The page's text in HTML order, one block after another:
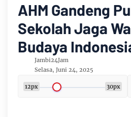
AHM Gandeng
Sekolah Jaga
Budaya
Jambi24Jam
Selasa, Juni 24, 2025
12px 30px